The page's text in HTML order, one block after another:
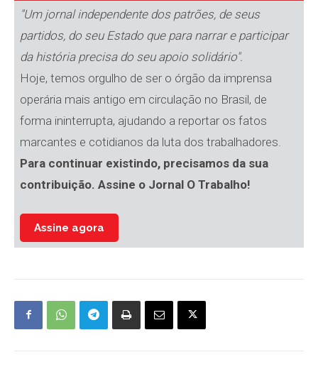
"Um jornal independente dos patrões, de seus
partidos, do seu Estado que para narrar e participar
da história precisa do seu apoio solidário".
Hoje, temos orgulho de ser o órgão da imprensa
operária mais antigo em circulação no Brasil, de
forma ininterrupta, ajudando a reportar os fatos
marcantes e cotidianos da luta dos trabalhadores.
Para continuar existindo, precisamos da sua
contribuição. Assine o Jornal O Trabalho!
Assine agora